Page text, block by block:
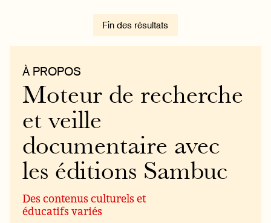
Fin des résultats
À PROPOS
Moteur de recherche
et veille
documentaire avec
les éditions Sambuc
Des contenus culturels et
éducatifs variés